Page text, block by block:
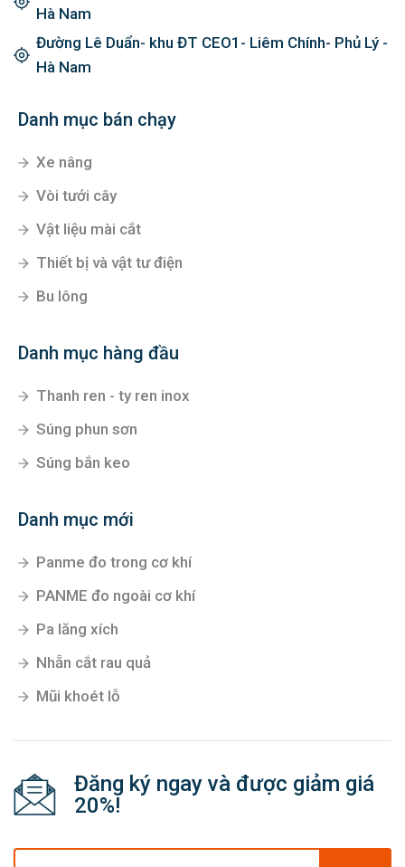
Hà Nam
Đường Lê Duẩn- khu ĐT CEO1- Liêm Chính- Phủ Lý -
Hà Nam
Danh mục bán chạy
Xe nâng
Vòi tưới cây
Vật liệu mài cắt
Thiết bị và vật tư điện
Bu lông
Danh mục hàng đầu
Thanh ren - ty ren inox
Súng phun sơn
Súng bắn keo
Danh mục mới
Panme đo trong cơ khí
PANME đo ngoài cơ khí
Pa lăng xích
Nhẵn cắt rau quả
Mũi khoét lỗ
Đăng ký ngay và được giảm giá
20%!